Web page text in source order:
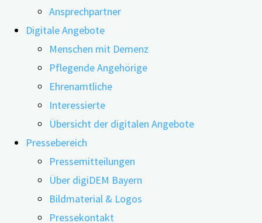
Ansprechpartner
Digitale Angebote
Menschen mit Demenz
Pflegende Angehörige
Ehrenamtliche
Interessierte
Übersicht der digitalen Angebote
Pressebereich
Pressemitteilungen
Über digiDEM Bayern
Bildmaterial & Logos
Pressekontakt
Mit dem am 19. Dezember 2019 in Kraft getretenen
Digitale-Versorgung-Gesetz (DVG) können digitale
Gesundheitsanwendungen (DiGA) durch Ärztinnen und
Ärzte verschrieben und durch die gesetzliche
Krankenversicherung finanziert werden. Seit Beginn der
Versorgung durch DiGA stehen jedoch zwei Themen im
Zentrum einer Auseinandersetzung zwischen den
beteiligten Akteuren: die wissenschaftlich
nachgewiesene Wirksamkeit sowie …
weiterlesen
"Digitale